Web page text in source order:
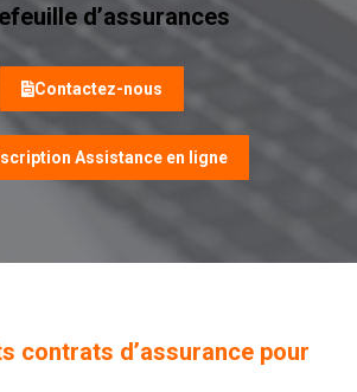
d’assurances
Contactez-nous
Assistance en ligne
contrats d’assurance pour